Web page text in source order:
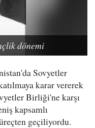
dönemi
Sovyetler
karar vererek
Birliği'ne karşı
kapsamlı
geçiliyordu.